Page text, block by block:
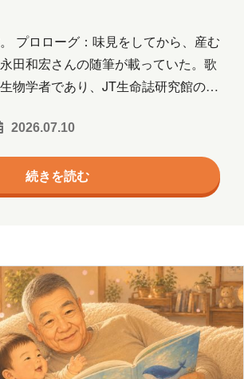
Microsoft
Microsoft 365 Copilot
Microsoft Dataverse
Microsoft Entra ID
Microsoft Forms
OneNote
OpenAI
Power Apps
Power Automate
Power Platform
プロローグ：味見をしてから、産む
田和宏さんの随筆が載っていた。歌
物学者であり、JT生命誌研究館の館
の前に「食草園」という一画があるそ
食べる草を集めた区画である。イモ
食べられる葉がきっちり決まってい
ウはキャベツ、ナミアゲハはミカ
、生まれた葉から動けない。親が間
けたら、そのまま死ぬ。 では親は、
い…
2026.07.10
続きを読む